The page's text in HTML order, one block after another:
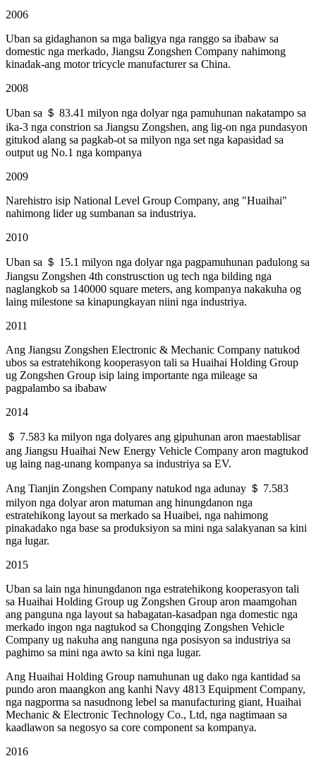
2006
Uban sa gidaghanon sa mga baligya nga ranggo sa ibabaw sa
domestic nga merkado, Jiangsu Zongshen Company nahimong
kinadak-ang motor tricycle manufacturer sa China.
2008
Uban sa ＄ 83.41 milyon nga dolyar nga pamuhunan nakatampo sa
ika-3 nga constrion sa Jiangsu Zongshen, ang lig-on nga pundasyon
gitukod alang sa pagkab-ot sa milyon nga set nga kapasidad sa
output ug No.1 nga kompanya
2009
Narehistro isip National Level Group Company, ang "Huaihai"
nahimong lider ug sumbanan sa industriya.
2010
Uban sa ＄ 15.1 milyon nga dolyar nga pagpamuhunan padulong sa
Jiangsu Zongshen 4th construsction ug tech nga bilding nga
naglangkob sa 140000 square meters, ang kompanya nakakuha og
laing milestone sa kinapungkayan niini nga industriya.
2011
Ang Jiangsu Zongshen Electronic & Mechanic Company natukod
ubos sa estratehikong kooperasyon tali sa Huaihai Holding Group
ug Zongshen Group isip laing importante nga mileage sa
pagpalambo sa ibabaw
2014
＄ 7.583 ka milyon nga dolyares ang gipuhunan aron maestablisar
ang Jiangsu Huaihai New Energy Vehicle Company aron magtukod
ug laing nag-unang kompanya sa industriya sa EV.
Ang Tianjin Zongshen Company natukod nga adunay ＄ 7.583
milyon nga dolyar aron matuman ang hinungdanon nga
estratehikong layout sa merkado sa Huaibei, nga nahimong
pinakadako nga base sa produksiyon sa mini nga salakyanan sa kini
nga lugar.
2015
Uban sa lain nga hinungdanon nga estratehikong kooperasyon tali
sa Huaihai Holding Group ug Zongshen Group aron maamgohan
ang panguna nga layout sa habagatan-kasadpan nga domestic nga
merkado ingon nga nagtukod sa Chongqing Zongshen Vehicle
Company ug nakuha ang nanguna nga posisyon sa industriya sa
paghimo sa mini nga awto sa kini nga lugar.
Ang Huaihai Holding Group namuhunan ug dako nga kantidad sa
pundo aron maangkon ang kanhi Navy 4813 Equipment Company,
nga nagporma sa nasudnong lebel sa manufacturing giant, Huaihai
Mechanic & Electronic Technology Co., Ltd, nga nagtimaan sa
kaadlawon sa negosyo sa core component sa kompanya.
2016